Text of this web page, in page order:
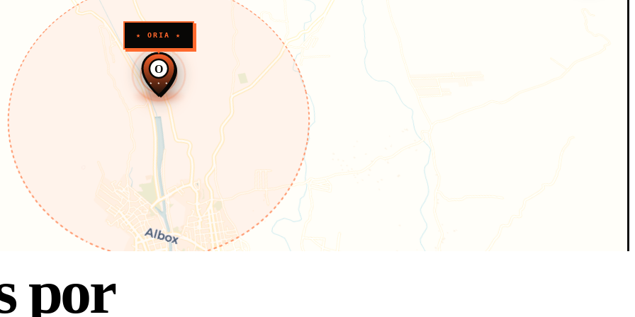
★ ORIA ★
O
★ ★ ★
por